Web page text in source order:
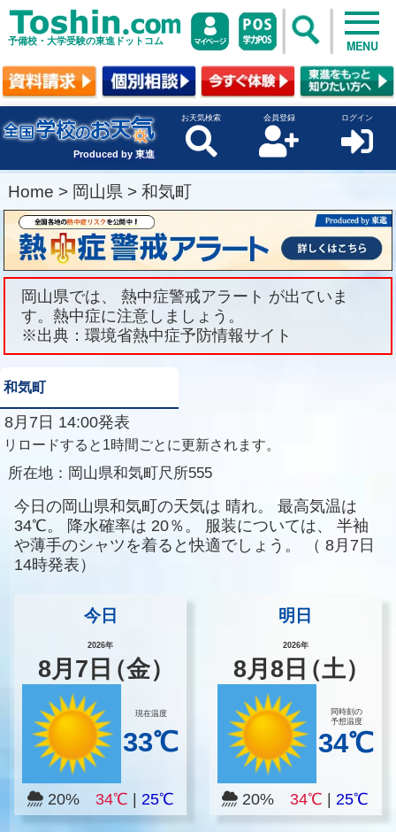
予備校・大学受験の東進ドットコム MENU
Produced by 東進
お天気検索 会員登録 ログイン
Home > 岡山県 > 和気町
岡山県では、 熱中症警戒アラート が出ていま
す。熱中症に注意しましょう。
※出典：環境省熱中症予防情報サイト
和気町
8月7日 14:00発表
リロードすると1時間ごとに更新されます。
所在地： 岡山県和気町尺所555
今日の岡山県和気町の天気は 晴れ。
最高気温は
34℃。
降水確率は 20％。 服装については、
半袖
や薄手のシャツを着ると快適でしょう。
（ 8月7日
14時発表）
今日
2026年
8月 7 日（金）
現在温度
33℃
20% 34℃ 25℃
明日
2026年
8月8 日（土）
同時刻の
予想温度
34℃
20%34℃ |25℃